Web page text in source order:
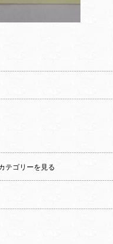
テゴリーを見る